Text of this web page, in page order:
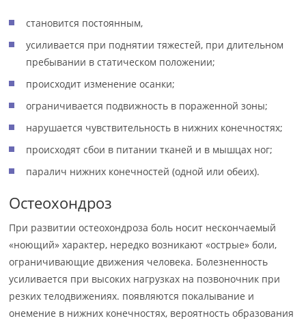
становится постоянным,
усиливается при поднятии тяжестей, при длительном
пребывании в статическом положении;
происходит изменение осанки;
ограничивается подвижность в пораженной зоны;
нарушается чувствительность в нижних конечностях;
происходят сбои в питании тканей и в мышцах ног;
паралич нижних конечностей (одной или обеих).
Остеохондроз
При развитии остеохондроза боль носит нескончаемый
«ноющий» характер, нередко возникают «острые» боли,
ограничивающие движения человека. Болезненность
усиливается при высоких нагрузках на позвоночник при
резких телодвижениях. появляются покалывание и
онемение в нижних конечностях, вероятность образования